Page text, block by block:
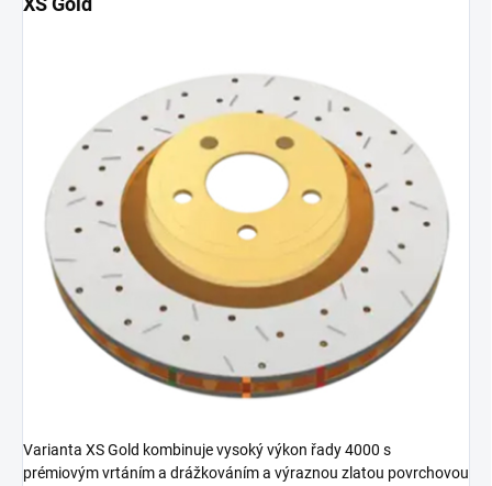
Varianta XS Gold kombinuje vysoký výkon řady 4000 s
prémiovým vrtáním a drážkováním a výraznou zlatou povrchovou